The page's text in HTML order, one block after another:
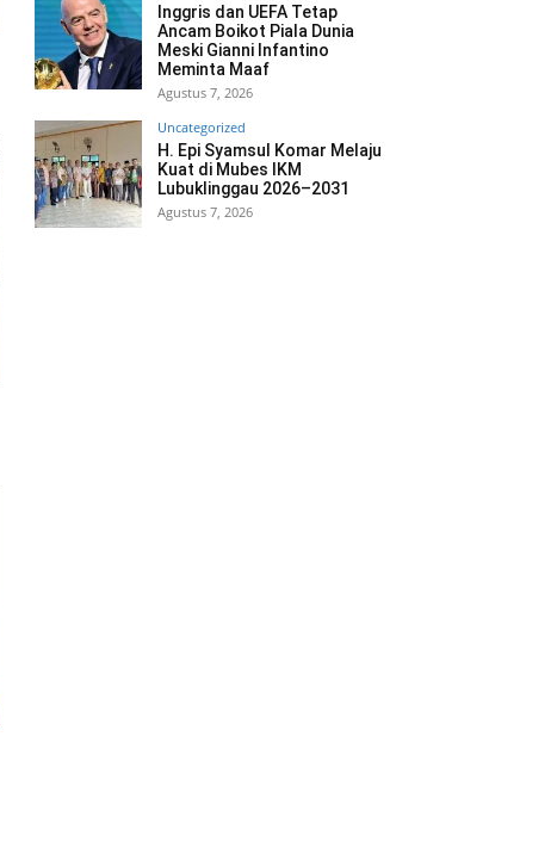
Inggris dan UEFA Tetap
Ancam Boikot Piala Dunia
Meski Gianni Infantino
Meminta Maaf
Agustus 7, 2026
Uncategorized
H. Epi Syamsul Komar Melaju
Kuat di Mubes IKM
Lubuklinggau 2026–2031
Agustus 7, 2026